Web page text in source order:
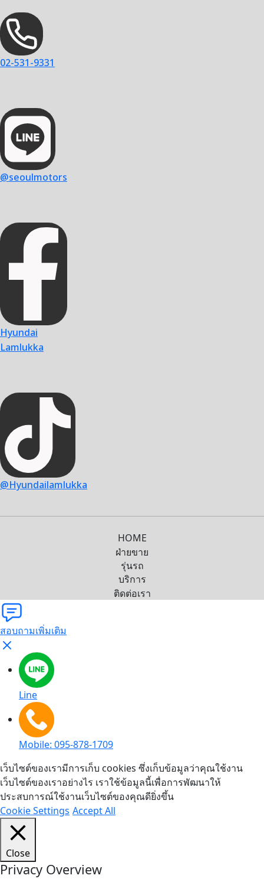
02-531-9331
@seoulmotors
Hyundai
Lamlukka
@Hyundailamlukka
HOME
ฝ่ายขาย
รุ่นรถ
บริการ
ติดต่อเรา
สอบถามเพิ่มเติม
Line
Mobile: 095-878-1709
เว็บไซต์ของเรามีการเก็บ cookies ซึ่งเก็บข้อมูลว่าคุณใช้งาน
เว็บไซต์ของเราอย่างไร เราใช้ข้อมูลนี้เพื่อการพัฒนาให้
ประสบการณ์ใช้งานเว็บไซต์ของคุณดียิ่งขึ้น
Cookie Settings Accept All
Close
Privacy Overview